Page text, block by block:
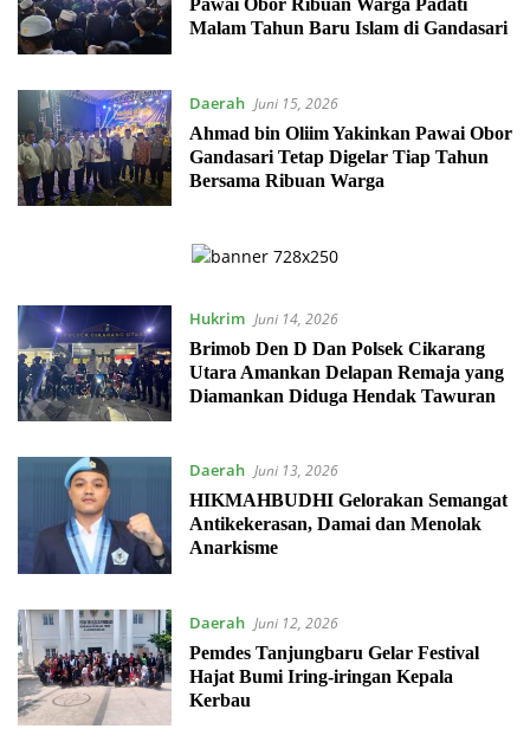
Pawai Obor Ribuan Warga Padati
Malam Tahun Baru Islam di Gandasari
Daerah Juni 15, 2026
Ahmad bin Oliim Yakinkan Pawai Obor
Gandasari Tetap Digelar Tiap Tahun
Bersama Ribuan Warga
Hukrim Juni 14, 2026
Brimob Den D Dan Polsek Cikarang
Utara Amankan Delapan Remaja yang
Diamankan Diduga Hendak Tawuran
Daerah Juni 13, 2026
HIKMAHBUDHI Gelorakan Semangat
Antikekerasan, Damai dan Menolak
Anarkisme
Daerah Juni 12, 2026
Pemdes Tanjungbaru Gelar Festival
Hajat Bumi Iring-iringan Kepala
Kerbau